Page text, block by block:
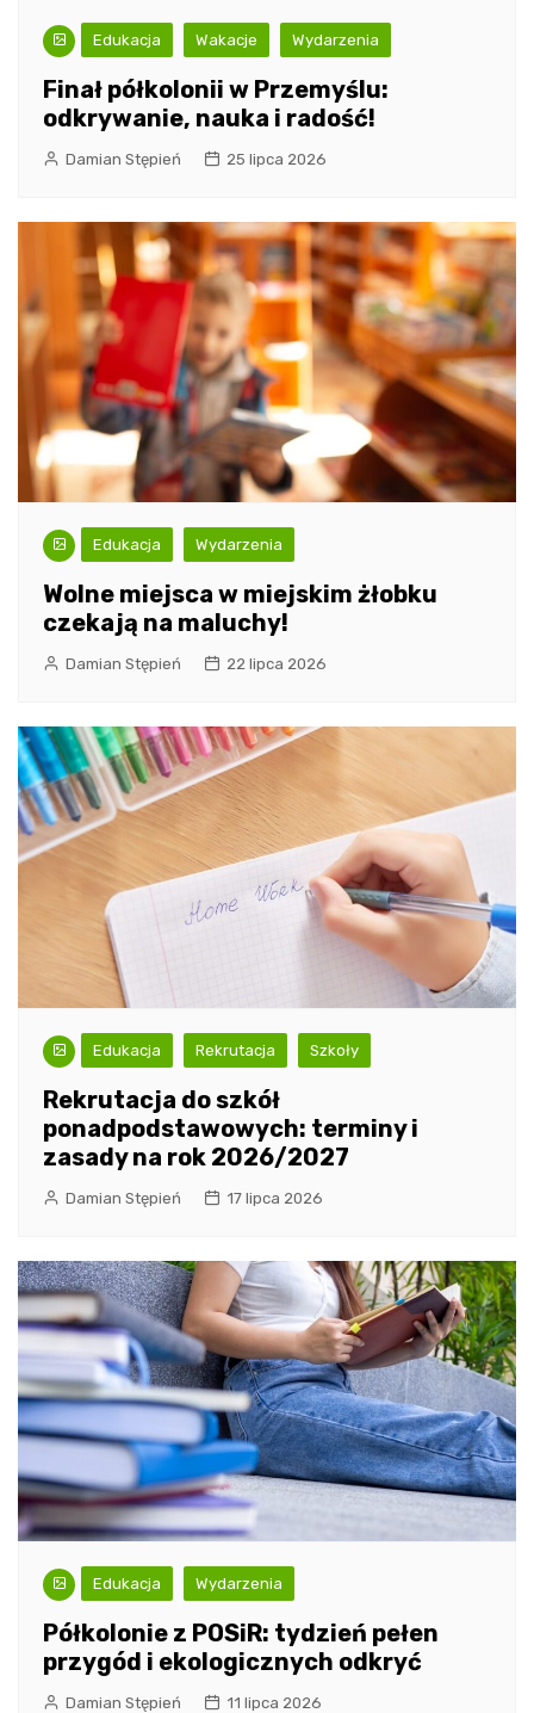
Edukacja Wakacje Wydarzenia
Finał półkolonii w Przemyślu:
odkrywanie, nauka i radość!
Damian Stępień 25 lipca 2026
Edukacja Wydarzenia
Wolne miejsca w miejskim żłobku
czekają na maluchy!
Damian Stępień 22 lipca 2026
Edukacja Rekrutacja Szkoły
Rekrutacja do szkół
ponadpodstawowych: terminy i
zasady na rok 2026/2027
Damian Stępień 17 lipca 2026
Edukacja Wydarzenia
Półkolonie z POSiR: tydzień pełen
przygód i ekologicznych odkryć
Damian Stępień 11 lipca 2026